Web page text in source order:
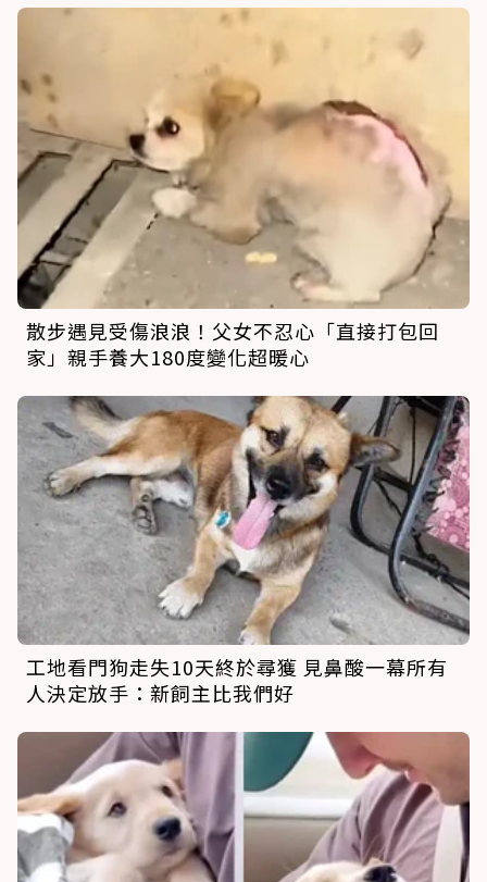
散步遇見受傷浪浪！父女不忍心「直接打包回
家」親手養大180度變化超暖心
工地看門狗走失10天終於尋獲 見鼻酸一幕所有
人決定放手：新飼主比我們好